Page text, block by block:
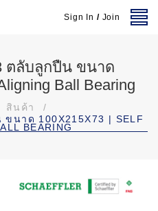
Sign In / Join
ตลับลูกปืน ขนาด
Ball Bearing
สินค้า
/
นาด 100X215X73 | SELF
BEARING